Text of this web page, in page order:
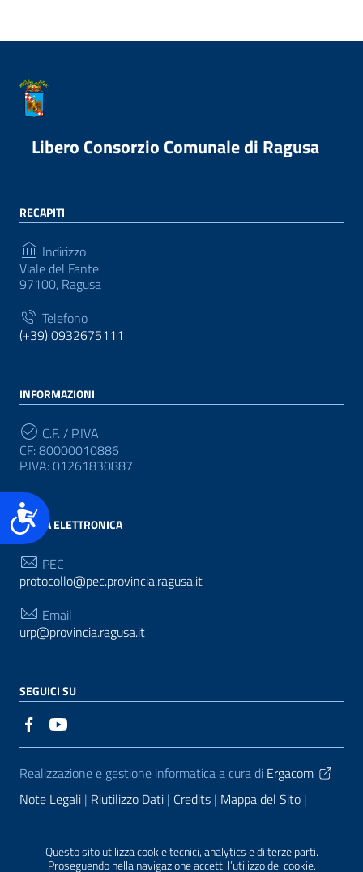
Accessibilità
Questo sito utilizza cookie tecnici, analytics e di terze parti.
Proseguendo nella navigazione accetti l’utilizzo dei cookie.
Libero Consorzio Comunale di Ragusa
RECAPITI
Indirizzo
Viale del Fante
97100, Ragusa
Telefono
(+39) 0932675111
INFORMAZIONI
C.F. / P.IVA
CF: 80000010886
P.IVA: 01261830887
POSTA ELETTRONICA
PEC
protocollo@pec.provincia.ragusa.it
Email
urp@provincia.ragusa.it
SEGUICI SU
Sezione Link Utili
Realizzazione e gestione informatica a cura di Ergacom
Note Legali Riutilizzo Dati Credits Mappa del Sito
Segnalazioni Statistiche accessi Dichiarazione di